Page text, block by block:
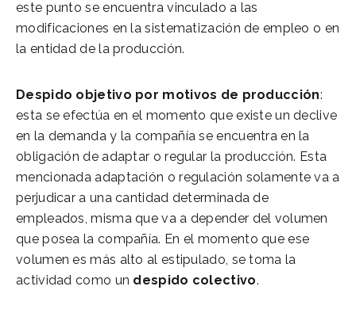
este punto se encuentra vinculado a las
modificaciones en la sistematización de empleo o en
la entidad de la producción.
Despido objetivo por motivos de producción:
esta se efectúa en el momento que existe un declive
en la demanda y la compañía se encuentra en la
obligación de adaptar o regular la producción. Esta
mencionada adaptación o regulación solamente va a
perjudicar a una cantidad determinada de
empleados, misma que va a depender del volumen
que posea la compañía. En el momento que ese
volumen es más alto al estipulado, se toma la
actividad como un despido colectivo.